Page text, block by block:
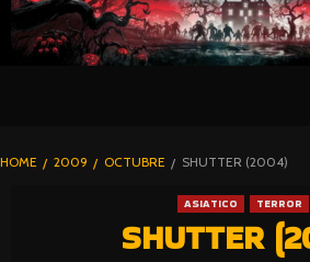
BLOGHORROR
HOME 2009 OCTUBRE SHUTTER (2004)
ASIATICO TERROR
SHUTTER